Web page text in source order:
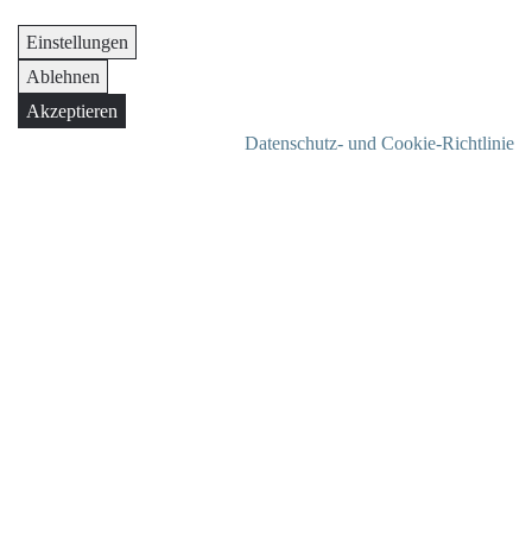
Einstellungen
Ablehnen
Akzeptieren
Datenschutz- und Cookie-Richtlinie